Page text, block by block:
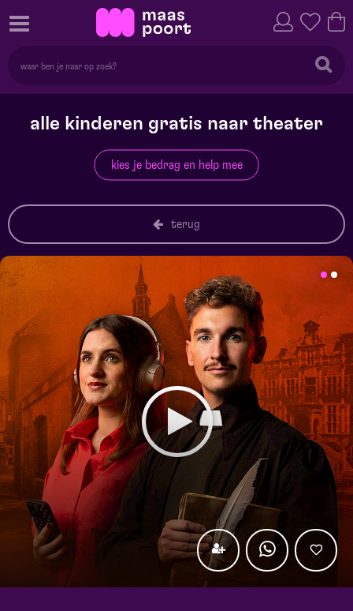
alle kinderen gratis naar theater
kies je bedrag en help mee
terug